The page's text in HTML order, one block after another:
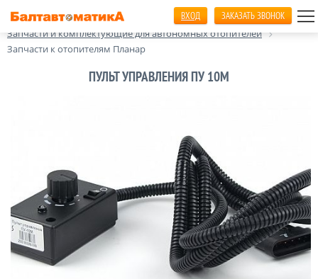
ВХОД ЗАКАЗАТЬ ЗВОНОК
Главная
Автономные отопители салона
Запчасти и комплектующие для автономных отопителей
Запчасти к отопителям Планар
ПУЛЬТ УПРАВЛЕНИЯ ПУ 10М